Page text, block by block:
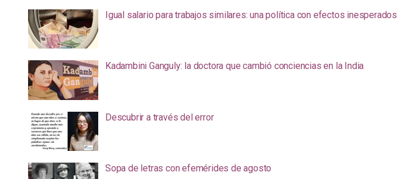
Igual salario para trabajos similares: una política con efectos inesperados
Kadambini Ganguly: la doctora que cambió conciencias en la India
Descubrir a través del error
Sopa de letras con efemérides de agosto